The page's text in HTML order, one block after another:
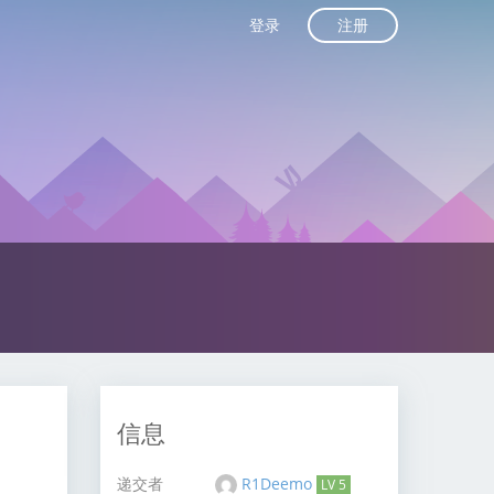
登录 注册
信息
递交者 R1Deemo LV 5